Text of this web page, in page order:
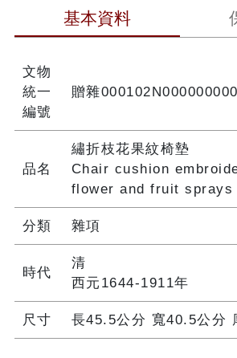
基本資料
文物
統一
編號
贈雜000102N000000000
品名
繡折枝花果紋椅墊
Chair cushion
flower and fruit sprays
分類 雜項
時代
清
西元1644-1911年
尺寸 長45.5公分 寬40.5公分